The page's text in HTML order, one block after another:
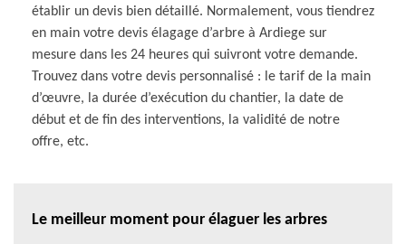
établir un devis bien détaillé. Normalement, vous tiendrez
en main votre devis élagage d’arbre à Ardiege sur
mesure dans les 24 heures qui suivront votre demande.
Trouvez dans votre devis personnalisé : le tarif de la main
d’œuvre, la durée d’exécution du chantier, la date de
début et de fin des interventions, la validité de notre
offre, etc.
Le meilleur moment pour élaguer les arbres